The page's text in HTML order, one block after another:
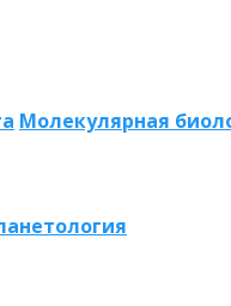
Молекулярная